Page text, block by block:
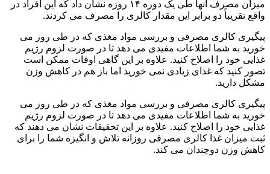
میزان مصرف آنها طی یک دوره ۱۴ روزه نشان داد که این افراد در
واقع تقریباً دو برابر این مقدار کالری را مصرف می کردند.
پیگیری کالری مصرفی و بررسی مواد مغذی که در طی روز می
خورید به شما اطلاعات مفیدی می دهد تا در صورت لزوم رژیم
غذایی خود را اصلاح کنید. علاوه بر این گاهی اوقات ممکن است
تصور کنید که غذای زیادی نمی خورید اما باز هم در کاهش وزن
مشکل دارید.
پیگیری کالری مصرفی و بررسی مواد مغذی که در طی روز می
خورید به شما اطلاعات مفیدی می دهد تا در صورت لزوم رژیم
غذایی خود را اصلاح کنید. علاوه بر این تحقیقات نشان می دهند که
ثبت میزان غذا کالری مصرفی روزانه تلاش و انگیزه شما را برای
کاهش وزن دوچندان می کند.